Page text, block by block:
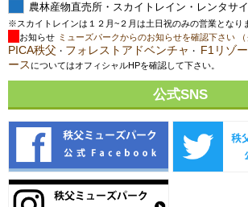
農林産物直売所・スカイトレイン・レンタサ
※スカイトレインは１２月~２月は土日祝のみの営業となり
お知らせ ミューズパークからのお知らせを確認下さい （
PICA秩父 ・ フォレストアドベンチャ ・ F1リゾ
ース についてはオフィシャルHPを確認して下さい。
公式SNS